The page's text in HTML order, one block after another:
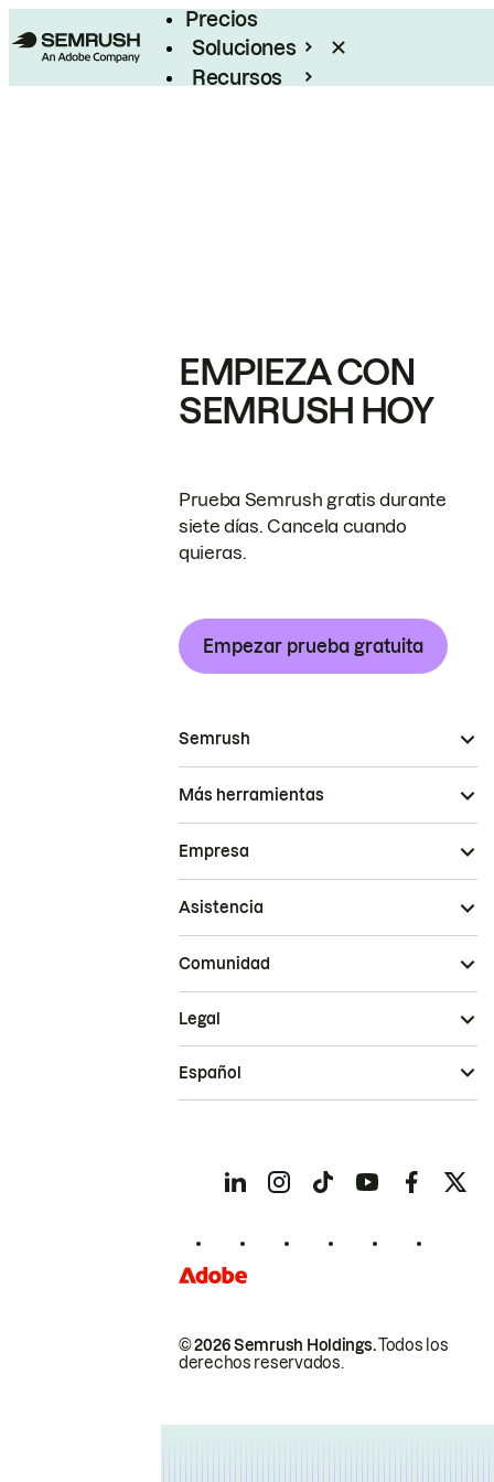
Precios
Soluciones
Recursos
EMPIEZA CON
SEMRUSH HOY
Prueba Semrush gratis durante
siete días. Cancela cuando
quieras.
Empezar prueba gratuita
Semrush
Más herramientas
Empresa
Asistencia
Comunidad
© 2026 Semrush Holdings.Todos los
derechos reservados.
Legal
Español